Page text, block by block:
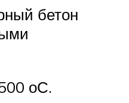
бетон
оС.